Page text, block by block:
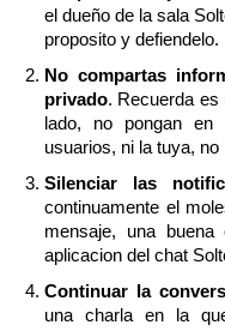
el dueño de la sala
proposito y defiendelo.
No compartas
privado. Recuerda es
lado, no pongan en
usuarios, ni la tuya,
Silenciar las
continuamente el
mensaje, una
aplicacion del chat
Continuar la
una charla en la